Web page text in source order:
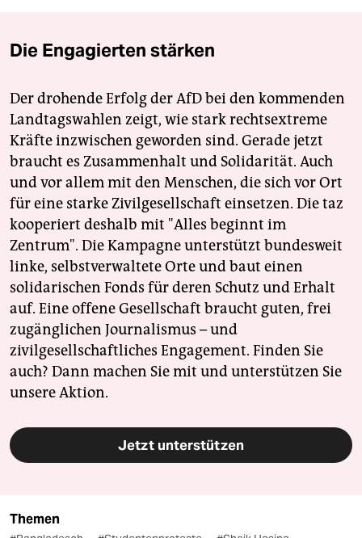
Die Engagierten stärken
Der drohende Erfolg der AfD bei den kommenden
Landtagswahlen zeigt, wie stark rechtsextreme
Kräfte inzwischen geworden sind. Gerade jetzt
braucht es Zusammenhalt und Solidarität. Auch
und vor allem mit den Menschen, die sich vor Ort
für eine starke Zivilgesellschaft einsetzen. Die taz
kooperiert deshalb mit "Alles beginnt im
Zentrum". Die Kampagne unterstützt bundesweit
linke, selbstverwaltete Orte und baut einen
solidarischen Fonds für deren Schutz und Erhalt
auf. Eine offene Gesellschaft braucht guten, frei
zugänglichen Journalismus – und
zivilgesellschaftliches Engagement. Finden Sie
auch? Dann machen Sie mit und unterstützen Sie
unsere Aktion.
Jetzt unterstützen
Themen